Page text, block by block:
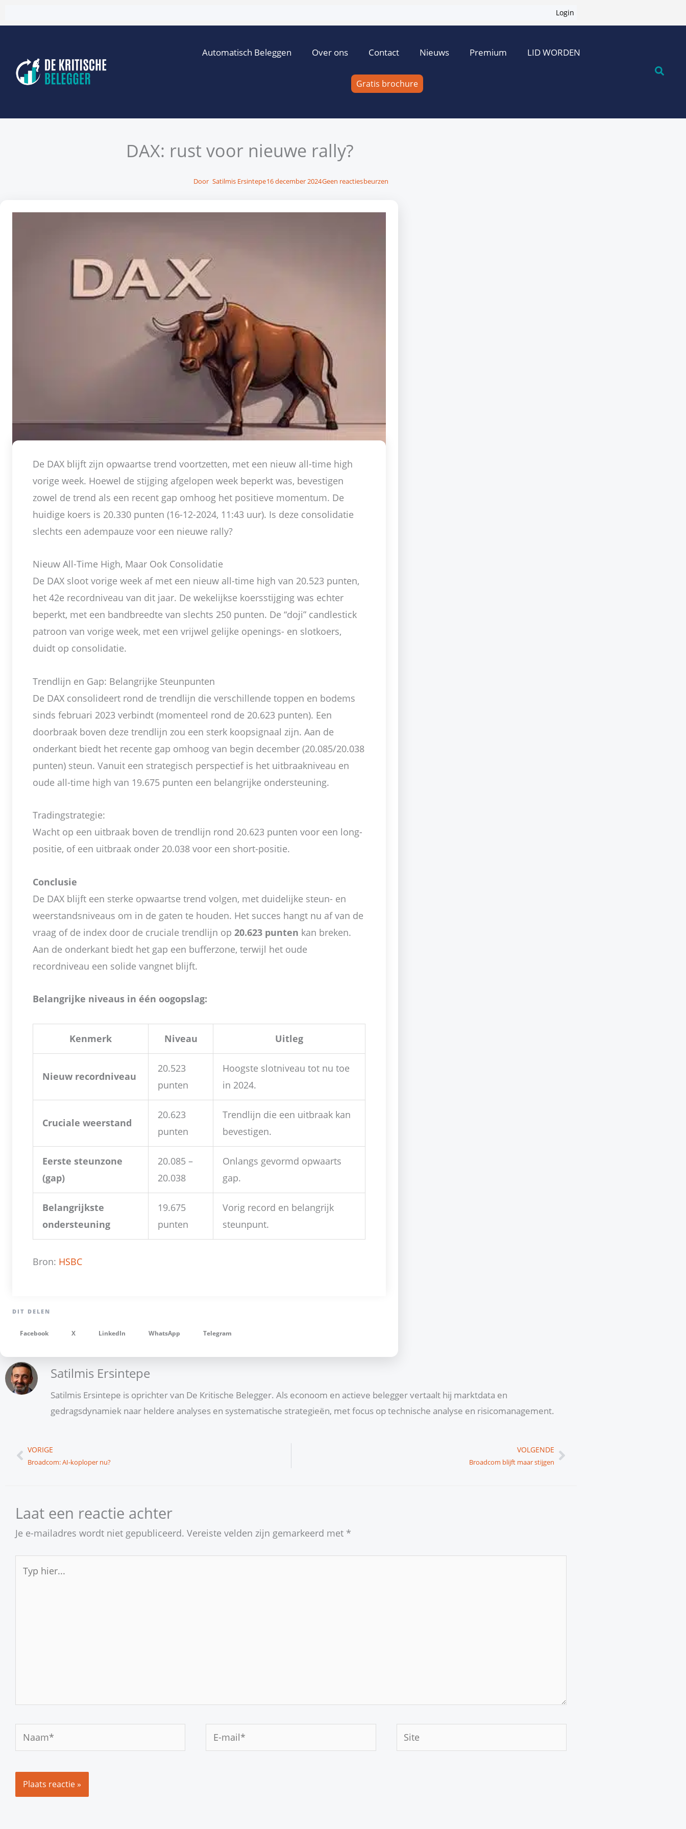
naar
inhoud
Login
Automatisch Beleggen Over ons Contact Nieuws Premium LID WORDEN
Gratis brochure
DAX: rust voor nieuwe rally?
Door Satilmis Ersintepe16 december 2024Geen reactiesbeurzen
De DAX blijft zijn opwaartse trend voortzetten, met een nieuw all-time high
vorige week. Hoewel de stijging afgelopen week beperkt was, bevestigen
zowel de trend als een recent gap omhoog het positieve momentum. De
huidige koers is 20.330 punten (16-12-2024, 11:43 uur). Is deze consolidatie
slechts een adempauze voor een nieuwe rally?
Nieuw All-Time High, Maar Ook Consolidatie
De DAX sloot vorige week af met een nieuw all-time high van 20.523 punten,
het 42e recordniveau van dit jaar. De wekelijkse koersstijging was echter
beperkt, met een bandbreedte van slechts 250 punten. De “doji” candlestick
patroon van vorige week, met een vrijwel gelijke openings- en slotkoers,
duidt op consolidatie.
Trendlijn en Gap: Belangrijke Steunpunten
De DAX consolideert rond de trendlijn die verschillende toppen en bodems
sinds februari 2023 verbindt (momenteel rond de 20.623 punten). Een
doorbraak boven deze trendlijn zou een sterk koopsignaal zijn. Aan de
onderkant biedt het recente gap omhoog van begin december (20.085/20.038
punten) steun. Vanuit een strategisch perspectief is het uitbraakniveau en
oude all-time high van 19.675 punten een belangrijke ondersteuning.
Tradingstrategie:
Wacht op een uitbraak boven de trendlijn rond 20.623 punten voor een long-
positie, of een uitbraak onder 20.038 voor een short-positie.
Conclusie
De DAX blijft een sterke opwaartse trend volgen, met duidelijke steun- en
weerstandsniveaus om in de gaten te houden. Het succes hangt nu af van de
vraag of de index door de cruciale trendlijn op 20.623 punten kan breken.
Aan de onderkant biedt het gap een bufferzone, terwijl het oude
recordniveau een solide vangnet blijft.
Belangrijke niveaus in één oogopslag:
Kenmerk Niveau Uitleg
Nieuw recordniveau
20.523
punten
Hoogste slotniveau tot nu toe
in 2024.
Cruciale weerstand
20.623
punten
Trendlijn die een uitbraak kan
bevestigen.
Eerste steunzone
(gap)
20.085 –
20.038
Onlangs gevormd opwaarts
gap.
Belangrijkste
ondersteuning
19.675
punten
Vorig record en belangrijk
steunpunt.
Bron: HSBC
Facebook X LinkedIn WhatsApp Telegram
Satilmis Ersintepe
Satilmis Ersintepe is oprichter van De Kritische Belegger. Als econoom en actieve belegger vertaalt hij marktdata en
gedragsdynamiek naar heldere analyses en systematische strategieën, met focus op technische analyse en risicomanagement.
Vorige
VORIGE
Broadcom: AI-koploper nu?
VOLGENDE
Broadcom blijft maar stijgen
Volgende
Laat een reactie achter
Je e-mailadres wordt niet gepubliceerd. Vereiste velden zijn gemarkeerd met *
hier...
Naam*
mail*
Site